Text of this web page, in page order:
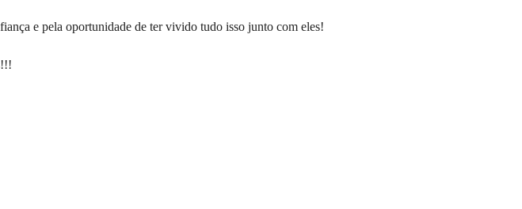
e pela oportunidade de ter vivido tudo isso junto com eles!